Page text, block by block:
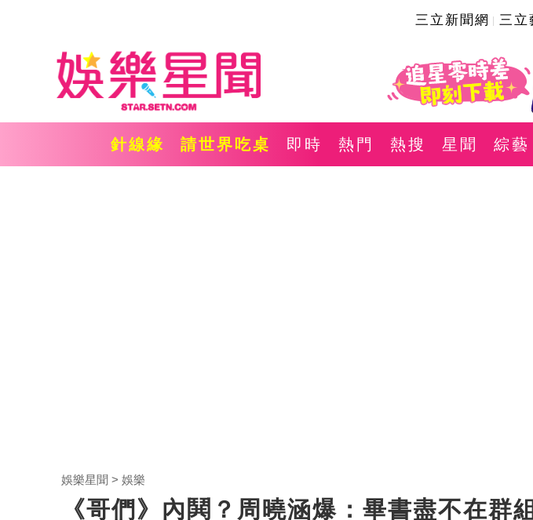
三立新聞網 三立
針線緣 請世界吃桌 即時 熱門 熱搜 星聞 綜藝
娛樂星聞 娛樂
《哥們》內鬨？周曉涵爆：畢書盡不在群